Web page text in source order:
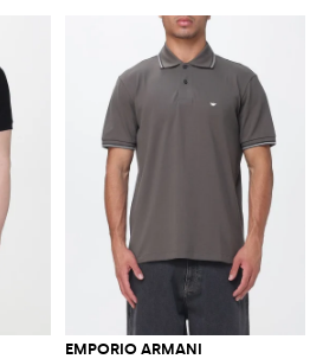
EMPORIO ARMANI